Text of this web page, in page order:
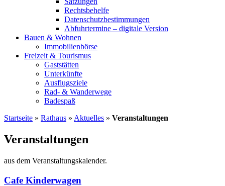
Rechtsbehelfe
Datenschutzbestimmungen
Abfuhrtermine – digitale Version
Bauen & Wohnen
Immobilienbörse
Freizeit & Tourismus
Gaststätten
Unterkünfte
Ausflugsziele
Rad- & Wanderwege
Badespaß
Startseite » Rathaus » Aktuelles » Veranstaltungen
Veranstaltungen
aus dem Veranstaltungskalender.
Cafe Kinderwagen